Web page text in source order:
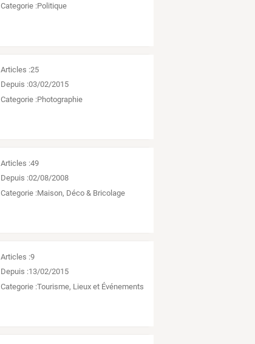
Categorie :Politique
Articles :25
Depuis :03/02/2015
Categorie :Photographie
Articles :49
Depuis :02/08/2008
Categorie :Maison, Déco & Bricolage
Articles :9
Depuis :13/02/2015
Categorie :Tourisme, Lieux et Événements